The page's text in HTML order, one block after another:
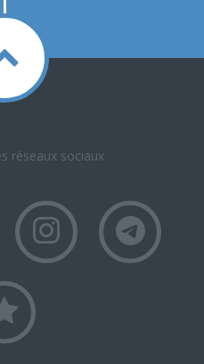
réseaux sociaux